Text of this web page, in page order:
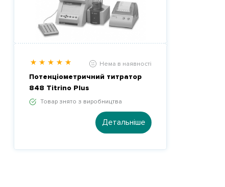
Нема в наявності
Потенціометричний титратор
848 Titrino Plus
Товар знято з виробництва
Детальніше